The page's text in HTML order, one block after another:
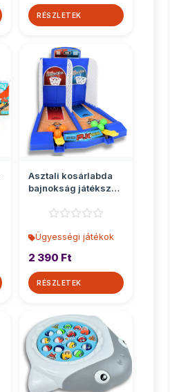
RÉSZLETEK
Asztali kosárlabda
bajnokság játékszett
Ügyességi játékok
2 390 Ft
RÉSZLETEK